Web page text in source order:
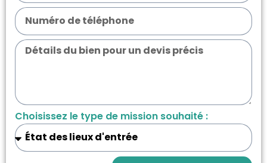
Choisissez le type de mission souhaité :